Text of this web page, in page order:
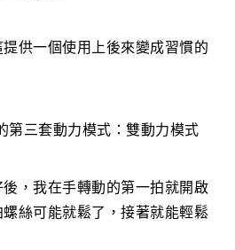
供一個使用上後來變成習慣的
三套動力模式：雙動力模式
，我在手轉動的第一拍就開啟
絲可能就鬆了，接著就能輕鬆